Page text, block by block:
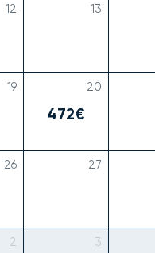
472€
12 13
19 20
26 27
2 3